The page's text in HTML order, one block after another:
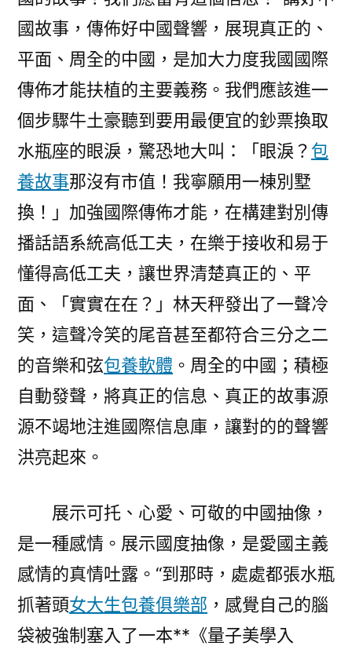
國故事，傳佈好中國聲響，展現真正的、
平面、周全的中國，是加大力度我國國際
傳佈才能扶植的主要義務。我們應該進一
個步驟牛土豪聽到要用最便宜的鈔票換取
水瓶座的眼淚，驚恐地大叫：「眼淚？ 包
養故事那沒有市值！我寧願用一棟別墅
換！」加強國際傳佈才能，在構建對別傳
播話語系統高低工夫，在樂于接收和易于
懂得高低工夫，讓世界清楚真正的、平
面、「實實在在？」林天秤發出了一聲冷
笑，這聲冷笑的尾音甚至都符合三分之二
的音樂和弦包養軟體 。周全的中國；積極
自動發聲，將真正的信息、真正的故事源
源不竭地注進國際信息庫，讓對的的聲響
洪亮起來。
展示可托、心愛、可敬的中國抽像，
是一種感情。展示國度抽像，是愛國主義
感情的真情吐露。“到那時，處處都張水瓶
抓著頭女大生包養俱樂部 ，感覺自己的腦
袋被強制塞入了一本**《量子美學入